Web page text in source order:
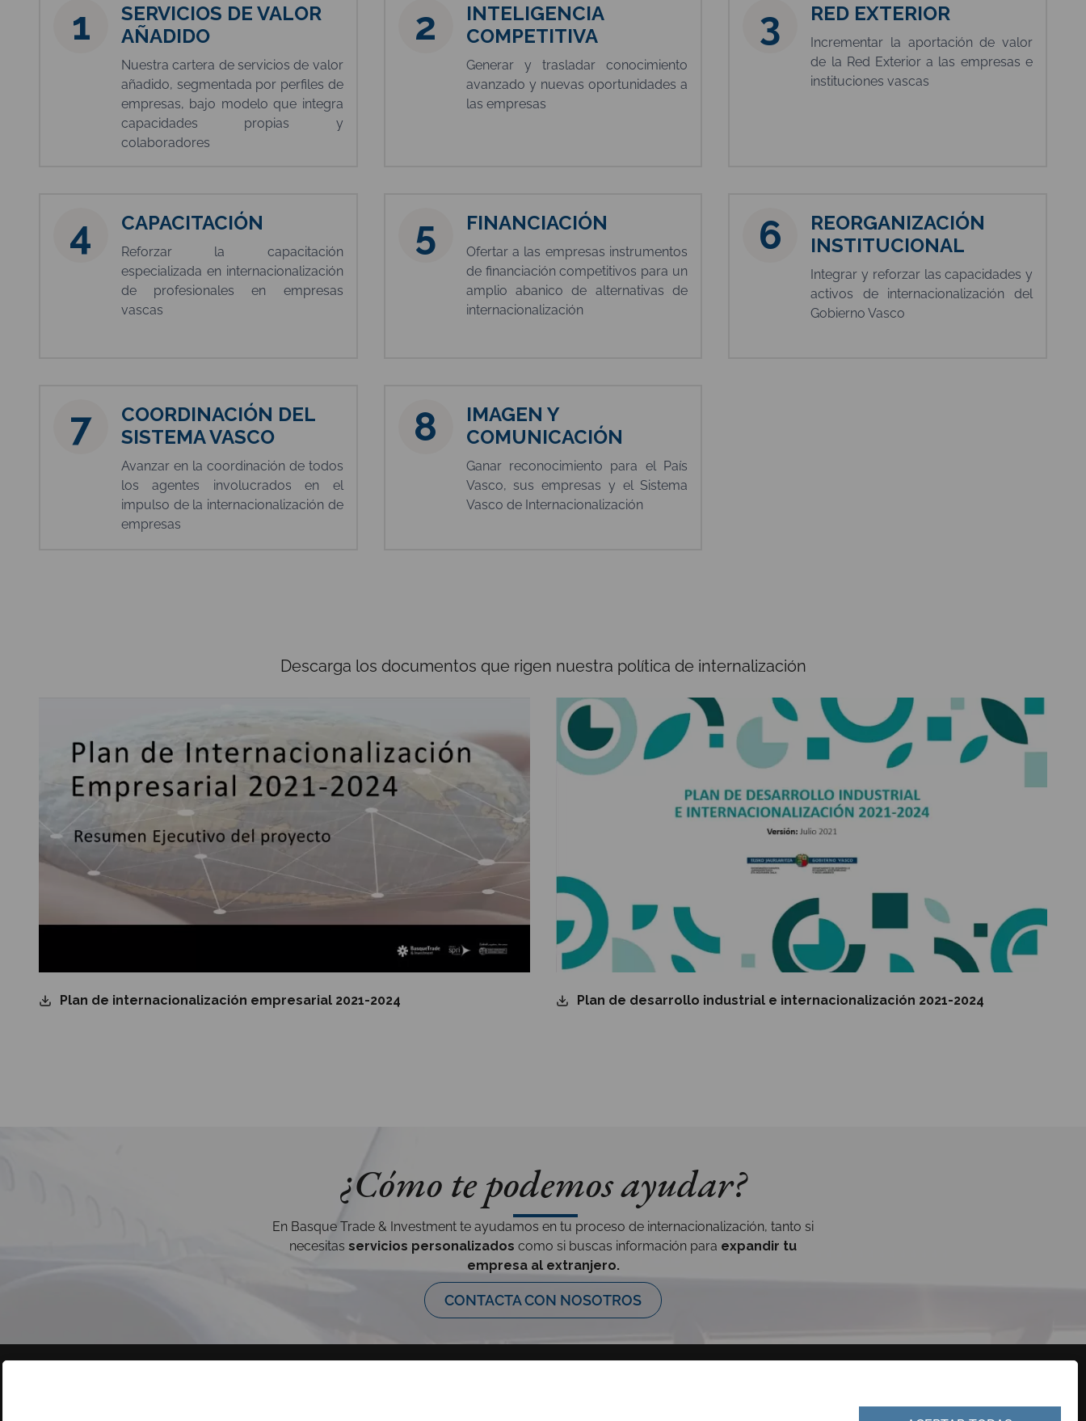
1
SERVICIOS DE VALOR
AÑADIDO
Nuestra cartera de servicios de valor
añadido, segmentada por perfiles de
empresas, bajo modelo que integra
capacidades propias y
colaboradores
2
INTELIGENCIA
COMPETITIVA
Generar y trasladar conocimiento
avanzado y nuevas oportunidades a
las empresas
3 RED EXTERIOR
Incrementar la aportación de valor
de la Red Exterior a las empresas e
instituciones vascas
4 CAPACITACIÓN
Reforzar la capacitación
especializada en internacionalización
de profesionales en empresas
vascas
5 FINANCIACIÓN
Ofertar a las empresas instrumentos
de financiación competitivos para un
amplio abanico de alternativas de
internacionalización
6
REORGANIZACIÓN
INSTITUCIONAL
Integrar y reforzar las capacidades y
activos de internacionalización del
Gobierno Vasco
7
COORDINACIÓN DEL
SISTEMA VASCO
Avanzar en la coordinación de todos
los agentes involucrados en el
impulso de la internacionalización de
empresas
8
IMAGEN Y
COMUNICACIÓN
Ganar reconocimiento para el País
Vasco, sus empresas y el Sistema
Vasco de Internacionalización
Descarga los documentos que rigen nuestra política de internalización
Plan de internacionalización empresarial 2021-2024 Plan de desarrollo industrial e internacionalización 2021-2024
¿Cómo te podemos ayudar?
En Basque Trade & Investment te ayudamos en tu proceso de internacionalización, tanto si
necesitas servicios personalizados como si buscas información para expandir tu
empresa al extranjero.
CONTACTA CON NOSOTROS